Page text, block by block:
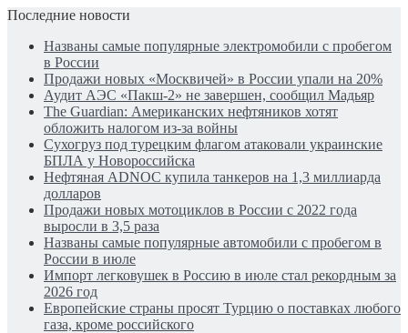
Последние новости
Названы самые популярные электромобили с пробегом
в России
Продажи новых «Москвичей» в России упали на 20%
Аудит АЭС «Пакш-2» не завершен, сообщил Мадьяр
The Guardian: Американских нефтяников хотят
обложить налогом из-за войны
Сухогруз под турецким флагом атаковали украинские
БПЛА у Новороссийска
Нефтяная ADNOC купила танкеров на 1,3 миллиарда
долларов
Продажи новых мотоциклов в России с 2022 года
выросли в 3,5 раза
Названы самые популярные автомобили с пробегом в
России в июле
Импорт легковушек в Россию в июле стал рекордным за
2026 год
Европейские страны просят Турцию о поставках любого
газа, кроме российского